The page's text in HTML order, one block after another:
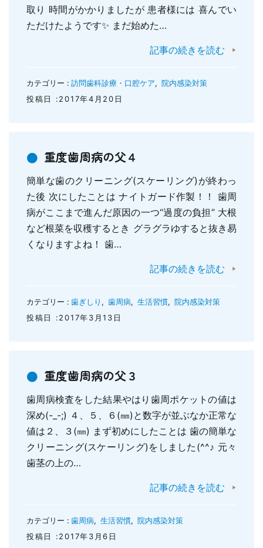
取り 時間がかかりましたが 患者様には 喜んでい
ただけたようです✨ まだ始めた…
記事の続きを読む
カテゴリー : 訪問歯科診療・口腔ケア, 院内感染対策
投稿日 :2017年4月20日
重度歯周病の父４
簡単な歯のクリーニング(スケーリング)が終わっ
た後 次にしたことは ナイトガード作製！！ 歯周
病がここまで進んだ原因の一つ“過度の負担” 大根
など根菜を収穫するとき グラグラゆすると抜き易
くなりますよね！ 歯…
記事の続きを読む
カテゴリー : 歯ぎしり , 歯周病, 生活習慣, 院内感染対策
投稿日 :2017年3月13日
重度歯周病の父３
歯周病検査をした結果やはり歯周ポケットの値は
深め(-_-;) ４、５、６(㎜)と数字が並ぶなか正常な
値は２、３(㎜) まず初めにしたことは 歯の簡単な
クリーニング(スケーリング)をしました(^^♪ 元々
歯茎の上の…
記事の続きを読む
カテゴリー : 歯周病, 生活習慣, 院内感染対策
投稿日 :2017年3月6日